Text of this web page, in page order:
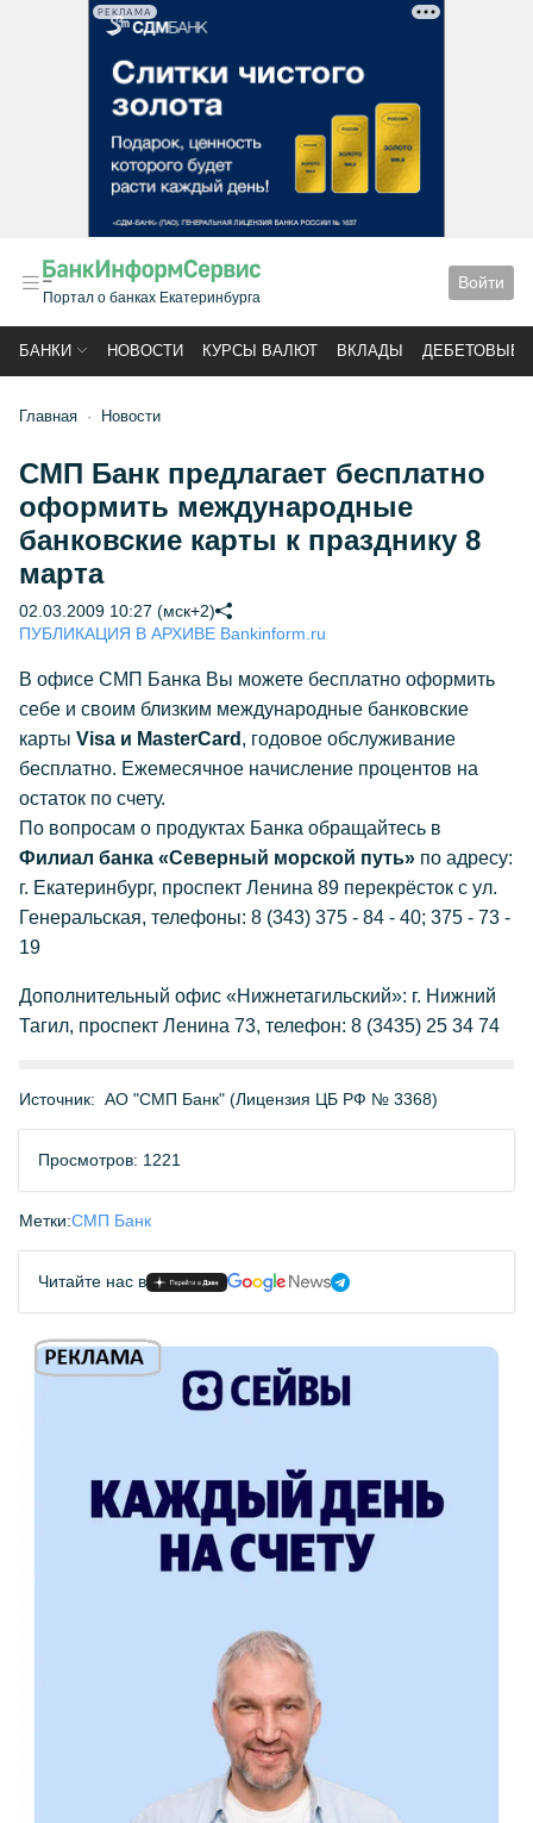
РЕКЛАМА
Портал о банках Екатеринбурга
Войти
БАНКИ НОВОСТИ КУРСЫ ВАЛЮТ ВКЛАДЫ ДЕБЕТОВЫЕ
Главная Новости
СМП Банк предлагает бесплатно
оформить международные
банковские карты к празднику 8
марта
02.03.2009 10:27 (мск+2)
ПУБЛИКАЦИЯ В АРХИВЕ Bankinform.ru
В офисе СМП Банка Вы можете бесплатно оформить
себе и своим близким международные банковские
карты Visa и MasterCard , годовое обслуживание
бесплатно. Ежемесячное начисление процентов на
остаток по счету.
По вопросам о продуктах Банка обращайтесь в
Филиал банка «Северный морской путь» по адресу:
г. Екатеринбург, проспект Ленина 89 перекрёсток с ул.
Генеральская, телефоны: 8 (343) 375 - 84 - 40; 375 - 73 -
19
Дополнительный офис «Нижнетагильский»: г. Нижний
Тагил, проспект Ленина 73, телефон: 8 (3435) 25 34 74
Источник: АО "СМП Банк" (Лицензия ЦБ РФ № 3368)
Просмотров: 1221
Метки:СМП Банк
Читайте нас в